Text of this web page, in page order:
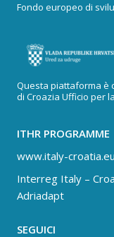
Fondo europeo di
Questa piattaforma è
di Croazia Ufficio per
ITHR PROGRAMME
www.italy-croatia.eu
Interreg Italy –
Adriadapt
SEGUICI